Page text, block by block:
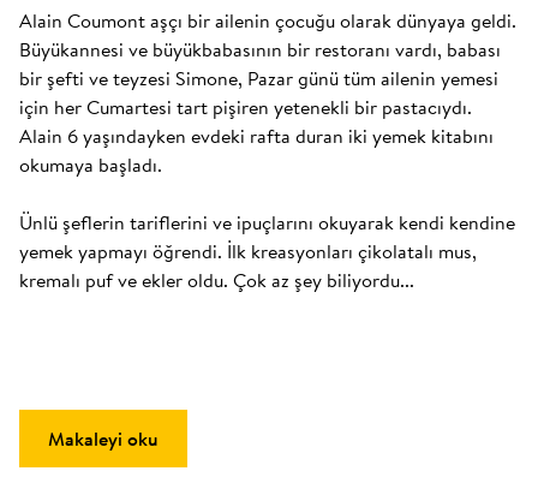
Alain Coumont aşçı bir ailenin çocuğu olarak dünyaya geldi.
Büyükannesi ve büyükbabasının bir restoranı vardı, babası
bir şefti ve teyzesi Simone, Pazar günü tüm ailenin yemesi
için her Cumartesi tart pişiren yetenekli bir pastacıydı.
Alain 6 yaşındayken evdeki rafta duran iki yemek kitabını
okumaya başladı.
Ünlü şeflerin tariflerini ve ipuçlarını okuyarak kendi kendine
yemek yapmayı öğrendi. İlk kreasyonları çikolatalı mus,
kremalı puf ve ekler oldu. Çok az şey biliyordu...
Makaleyi oku